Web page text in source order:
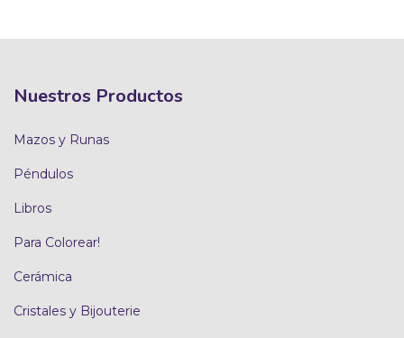
Nuestros Productos
Mazos y Runas
Péndulos
Libros
Para Colorear!
Cerámica
Cristales y Bijouterie